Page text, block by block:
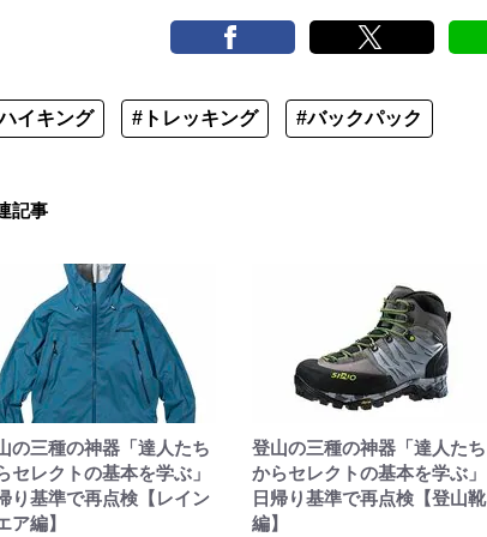
イキング #トレッキング #バックパック
記事
の三種の神器「達人たち
セレクトの基本を学ぶ」
り基準で再点検【レイン
ア編】
登山の三種の神器「達人たち
からセレクトの基本を学ぶ」
日帰り基準で再点検【登山靴
編】